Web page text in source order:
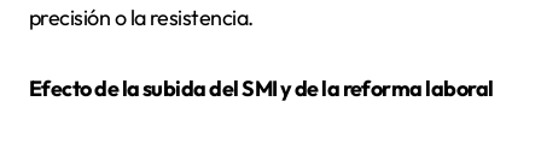
precisión o la resistencia.
Efecto de la subida del SMI y de la reforma laboral